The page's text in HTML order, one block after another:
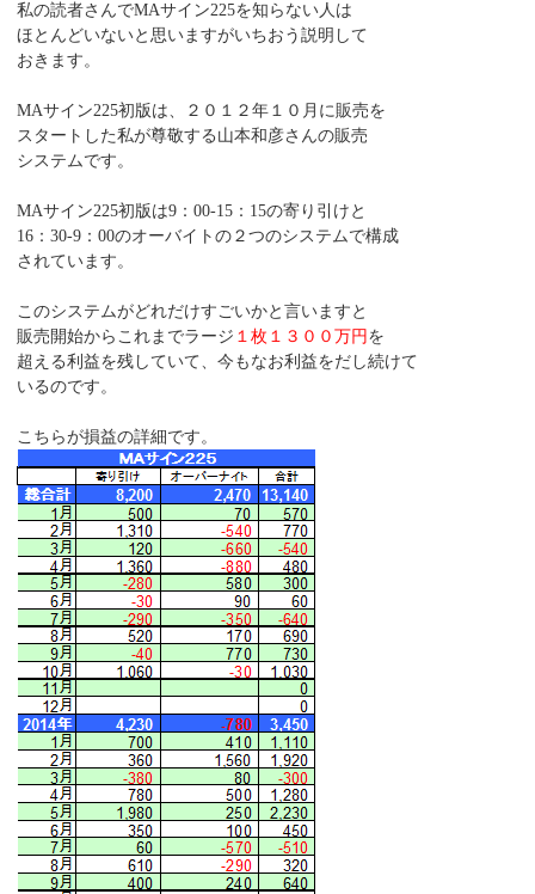
私の読者さんでMAサイン225を知らない人は
ほとんどいないと思いますがいちおう説明して
おきます。
MAサイン225初版は、２０１２年１０月に販売を
スタートした私が尊敬する山本和彦さんの販売
システムです。
MAサイン225初版は9：00-15：15の寄り引けと
16：30-9：00のオーバイトの２つのシステムで構成
されています。
このシステムがどれだけすごいかと言いますと
販売開始からこれまでラージ １枚１３００万円 を
超える利益を残していて、今もなお利益をだし続けて
いるのです。
こちらが損益の詳細です。